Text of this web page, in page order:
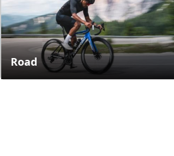
Road